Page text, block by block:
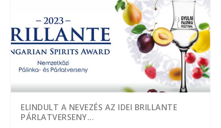
ELINDULT A NEVEZÉS AZ IDEI BRILLANTE
PÁRLATVERSENY...